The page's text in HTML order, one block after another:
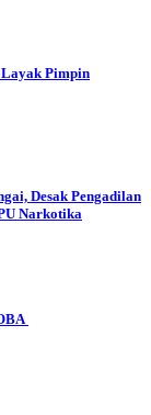
Pimpin
Desak Pengadilan
Narkotika